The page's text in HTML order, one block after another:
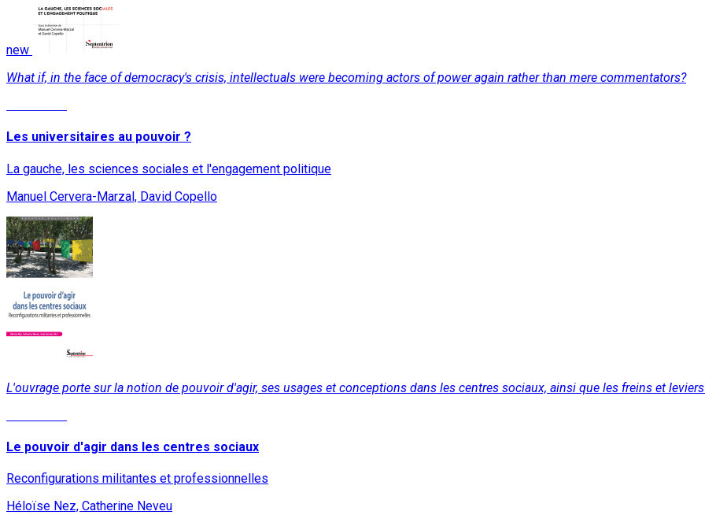
new
What if, in the face of democracy's crisis, intellectuals were becoming actors of power again rather than mere commentators?
Les universitaires au pouvoir ?
La gauche, les sciences sociales et l'engagement politique
Manuel Cervera-Marzal, David Copello
L'ouvrage porte sur la notion de pouvoir d'agir, ses usages et conceptions dans les centres sociaux, ainsi que les freins et
Le pouvoir d'agir dans les centres sociaux
Reconfigurations militantes et professionnelles
Héloïse Nez, Catherine Neveu